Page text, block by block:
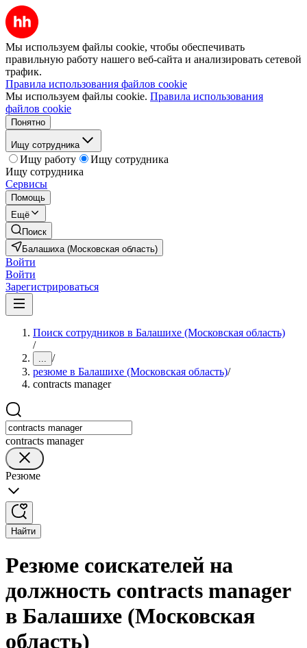
Мы используем файлы cookie, чтобы обеспечивать
правильную работу нашего веб-сайта и анализировать сетевой
трафик.
Правила использования файлов cookie
Мы используем файлы cookie. Правила использования
файлов cookie
Понятно
Ищу сотрудника
Ищу работу
Ищу сотрудника
Ищу сотрудника
Сервисы
Помощь
Ещё
Поиск
Балашиха (Московская область)
Войти
Войти
Зарегистрироваться
Поиск сотрудников в Балашихе (Московская область)
/
... /
резюме в Балашихе (Московская область)/
contracts manager
contracts manager
Резюме
Найти
Резюме соискателей на
должность contracts manager
в Балашихе (Московская
область)